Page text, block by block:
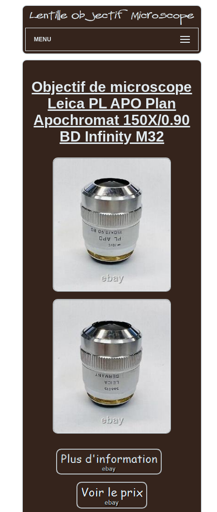
MENU
Objectif de microscope
Leica PL APO Plan
Apochromat 150X/0.90
BD Infinity M32